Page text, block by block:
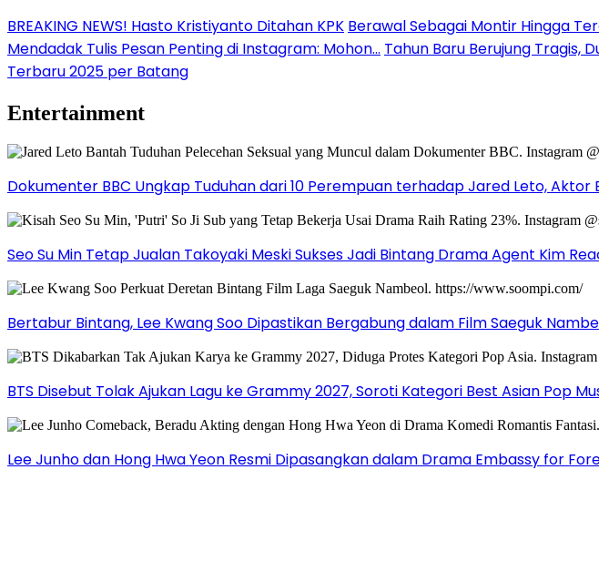
BREAKING NEWS! Hasto Kristiyanto Ditahan KPK Berawal Sebagai Montir Hingga
Mendadak Tulis Pesan Penting di Instagram: Mohon… Tahun Baru Berujung Tragis,
Terbaru 2025 per Batang
Entertainment
Dokumenter BBC Ungkap Tuduhan dari 10 Perempuan terhadap Jared Leto, Aktor
Seo Su Min Tetap Jualan Takoyaki Meski Sukses Jadi Bintang Drama Agent Kim
Bertabur Bintang, Lee Kwang Soo Dipastikan Bergabung dalam Film Saeguk
BTS Disebut Tolak Ajukan Lagu ke Grammy 2027, Soroti Kategori Best Asian Pop
Lee Junho dan Hong Hwa Yeon Resmi Dipasangkan dalam Drama Embassy for